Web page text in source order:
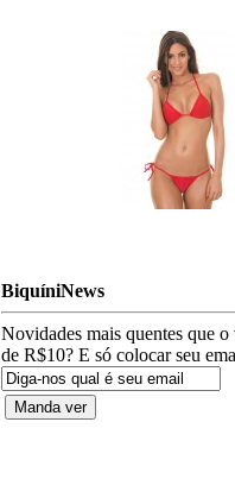
BiquíniNews
Novidades mais quentes que
de R$10? E só colocar seu